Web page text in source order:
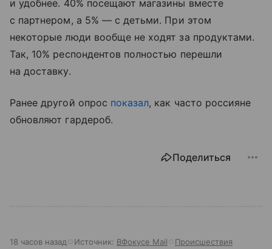
и удобнее. 40% посещают магазины вместе
с партнером, а 5% — с детьми. При этом
некоторые люди вообще не ходят за продуктами.
Так, 10% респондентов полностью перешли
на доставку.
Ранее другой опрос показал, как часто россияне
обновляют гардероб.
Поделиться
18 часов назад Источник: ВФокусе Mail Происшествия